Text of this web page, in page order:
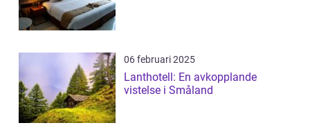
06 februari 2025
Lanthotell: En avkopplande
vistelse i Småland